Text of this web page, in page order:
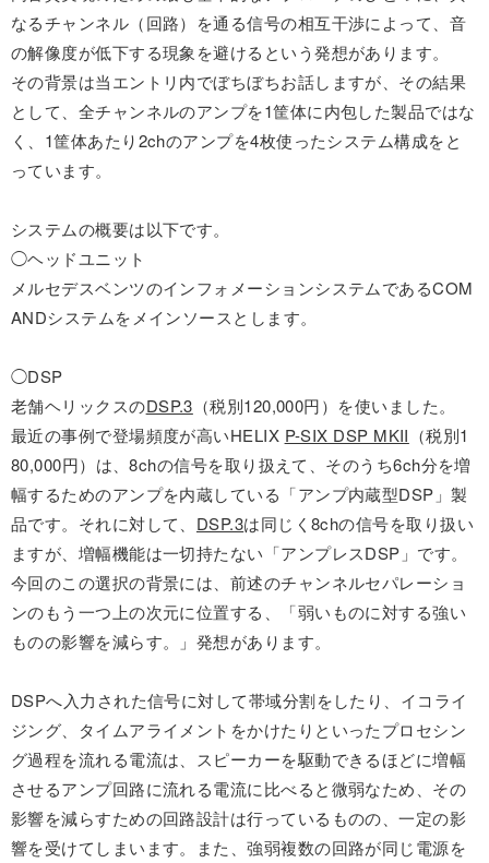
なるチャンネル（回路）を通る信号の相互干渉によって、音
の解像度が低下する現象を避けるという発想があります。
その背景は当エントリ内でぼちぼちお話しますが、その結果
として、全チャンネルのアンプを1筐体に内包した製品ではな
く、1筐体あたり2chのアンプを4枚使ったシステム構成をと
っています。
システムの概要は以下です。
◯ヘッドユニット
メルセデスベンツのインフォメーションシステムであるCOM
ANDシステムをメインソースとします。
◯DSP
老舗ヘリックスのDSP.3 （税別120,000円）を使いました。
最近の事例で登場頻度が高いHELIX P-SIX DSP MKII （税別1
80,000円）は、8chの信号を取り扱えて、そのうち6ch分を増
幅するためのアンプを内蔵している「アンプ内蔵型DSP」製
品です。それに対して、 DSP.3は同じく8chの信号を取り扱い
ますが、増幅機能は一切持たない「アンプレスDSP」です。
今回のこの選択の背景には、前述のチャンネルセパレーショ
ンのもう一つ上の次元に位置する、「弱いものに対する強い
ものの影響を減らす。」発想があります。
DSPへ入力された信号に対して帯域分割をしたり、イコライ
ジング、タイムアライメントをかけたりといったプロセシン
グ過程を流れる電流は、スピーカーを駆動できるほどに増幅
させるアンプ回路に流れる電流に比べると微弱なため、その
影響を減らすための回路設計は行っているものの、一定の影
響を受けてしまいます。また、強弱複数の回路が同じ電源を